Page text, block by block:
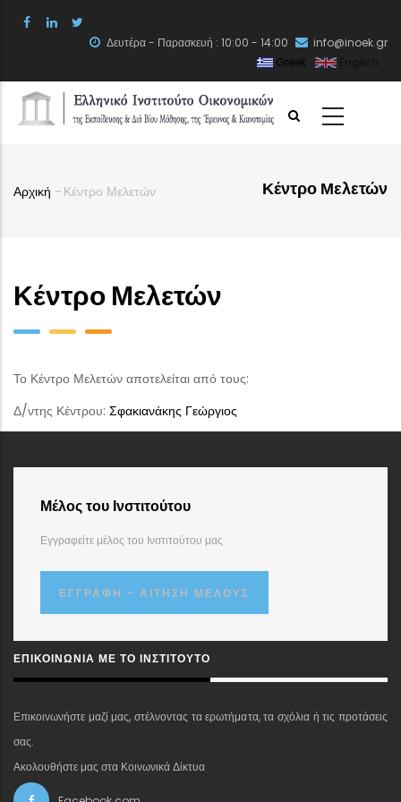
content
Δευτέρα - Παρασκευή : 10:00 - 14:00
info@inoek.gr
Greek
Κέντρο Μελετών
Breadcrumb
Αρχική - Κέντρο Μελετών
Κέντρο Μελετών
Το Κέντρο Μελετών αποτελείται από τους:
Δ/ντης Κέντρου: Σφακιανάκης Γεώργιος
Μέλος του Ινστιτούτου
Εγγραφείτε μέλος του Ινστιτούτου μας
ΕΓΓΡΑΦΉ - ΑΊΤΗΣΗ ΜΈΛΟΥΣ
ΕΠΙΚΟΙΝΩΝΊΑ ΜΕ ΤΟ ΙΝΣΤΙΤΟΎΤΟ
Επικοινωνήστε μαζί μας, στέλνοντας τα ερωτήματα, τα σχόλια ή τις προτάσεις
σας.
Ακολουθήστε μας στα Κοινωνικά Δίκτυα